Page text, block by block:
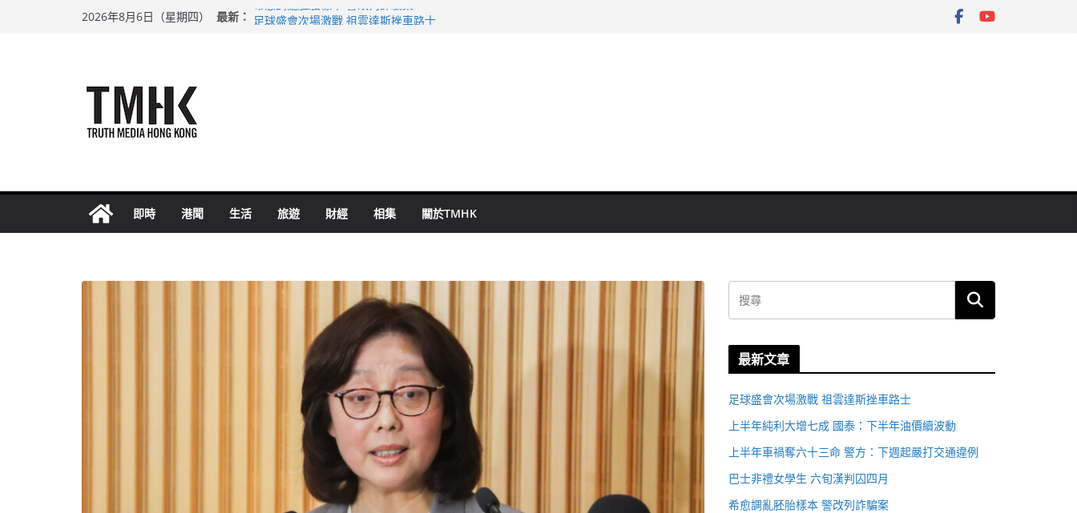
2026年8月6日（星期四） 最新： 希愈調亂胚胎樣本 警改列詐騙案
即時 港聞 生活 旅遊 財經 相集 關於TMHK
最新文章
足球盛會次場激戰 祖雲達斯挫車路士
上半年純利大增七成 國泰：下半年油價續波動
上半年車禍奪六十三命 警方：下週起嚴打交通違例
巴士非禮女學生 六旬漢判囚四月
希愈調亂胚胎樣本 警改列詐騙案